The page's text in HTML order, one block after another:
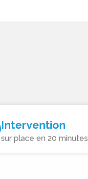
Intervention
sur place en 20 minutes